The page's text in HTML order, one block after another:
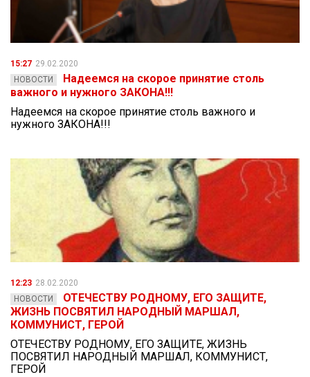
15:27 29.02.2020
НОВОСТИ
Надеемся на скорое принятие столь
важного и нужного ЗАКОНА!!!
Надеемся на скорое принятие столь важного и
нужного ЗАКОНА!!!
12:23 28.02.2020
НОВОСТИ
ОТЕЧЕСТВУ РОДНОМУ, ЕГО ЗАЩИТЕ,
ЖИЗНЬ ПОСВЯТИЛ НАРОДНЫЙ МАРШАЛ,
КОММУНИСТ, ГЕРОЙ
ОТЕЧЕСТВУ РОДНОМУ, ЕГО ЗАЩИТЕ, ЖИЗНЬ
ПОСВЯТИЛ НАРОДНЫЙ МАРШАЛ, КОММУНИСТ,
ГЕРОЙ